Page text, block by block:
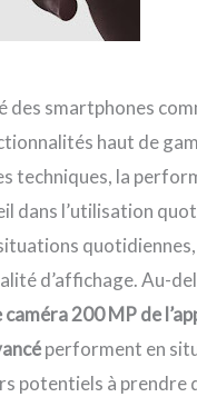
des smartphones
haut de
techniques, la
dans l’utilisation
d’affichage. Au-
caméra 200 MP de
performent en
potentiels à prendre